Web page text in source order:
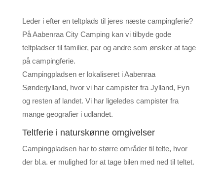
Leder i efter en teltplads til jeres næste campingferie?
På Aabenraa City Camping kan vi tilbyde gode
teltpladser til familier, par og andre som ønsker at tage
på campingferie.
Campingpladsen er lokaliseret i Aabenraa
Sønderjylland, hvor vi har campister fra Jylland, Fyn
og resten af landet. Vi har ligeledes campister fra
mange geografier i udlandet.
Teltferie i naturskønne omgivelser
Campingpladsen har to større områder til telte, hvor
der bl.a. er mulighed for at tage bilen med ned til teltet.